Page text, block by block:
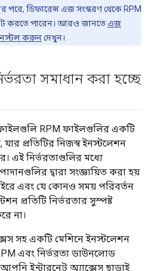
পরে, ডিফারেন্স এজ সংস্করণ থেকে RPM
করতে পারেন। আরও জানতে এজ
করুনদেখুন।
সমাধান করা হচ্ছে
RPM ফাইলগুলির একটি
প্রতিটির নিজস্ব ইনস্টলেশন
এই নির্ভরতাগুলির মধ্যে
দ্বারা সংজ্ঞায়িত করা হয়
এবং যে কোনও সময় পরিবর্তন
প্রতিটি নির্ভরতার সুস্পষ্ট
না।
সহ একটি মেশিনে ইনস্টলেশন
এবং নির্ভরতা ডাউনলোড
ইন্টারনেট অ্যাক্সেস ছাড়াই